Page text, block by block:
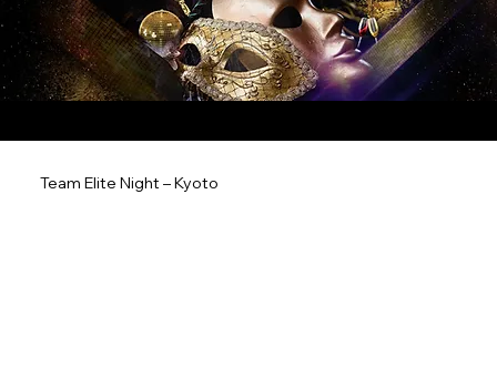
Team Elite Night – Kyoto